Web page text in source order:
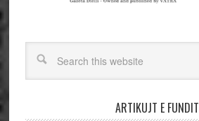
ARTIKUJT E FUNDIT